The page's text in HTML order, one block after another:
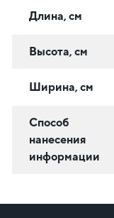
Длина, см
Высота, см
Ширина, см
Способ
нанесения
информации